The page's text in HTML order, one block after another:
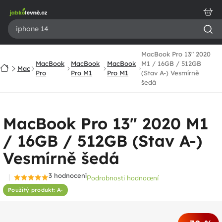
obsah
DomůMac
MacBook
Pro
MacBook
Pro M1
MacBook
Pro M1
MacBook Pro 13" 2020
M1 / 16GB / 512GB
(Stav A-) Vesmírně
šedá
MacBook Pro 13" 2020 M1
/ 16GB / 512GB (Stav A-)
Vesmírně šedá
Použitý produkt: A-
Průměrné
hodnocení
3 hodnoceníPodrobnosti hodnocení